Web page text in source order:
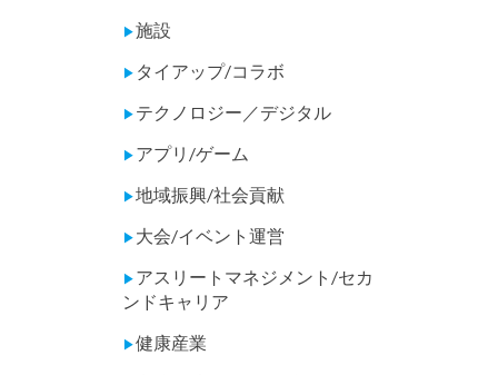
▶施設
▶ タイアップ/コラボ
▶ テクノロジー／デジタル
▶ アプリ/ゲーム
▶地域振興/社会貢献
▶ 大会/イベント運営
▶ アスリートマネジメント/セカ
ンドキャリア
▶健康産業